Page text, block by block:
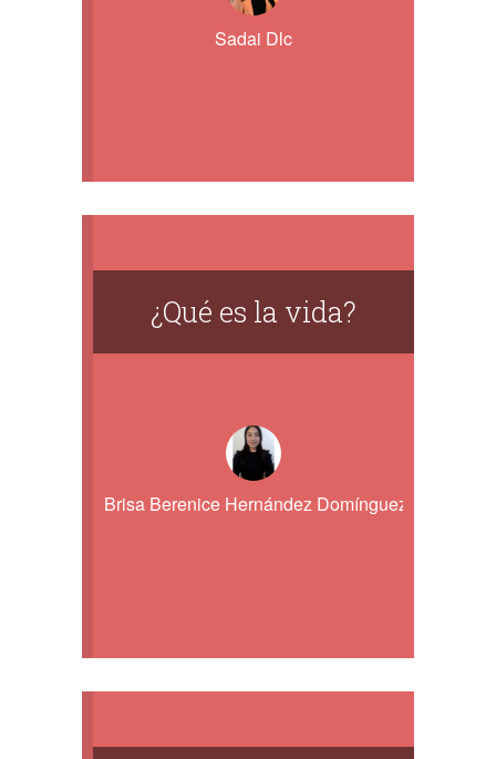
Sadai Dlc
¿Qué es la vida?
Brisa Berenice Hernández Domínguez